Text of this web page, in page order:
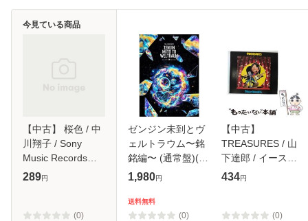
【中古】 桜色 / 中
川翔子 / Sony
Music Records
[CD]【メール便送
289円
(0)
今見ている商品
ゼンジン未到とヴ
ェルトラウム〜銘
銘編〜 (通常盤)(2
枚組) [DVD]
1,980円
送料無料
(0)
【中古】
TREASURES / 山
下達郎 / イースト
ウエスト・ジャパ
434円
(0)